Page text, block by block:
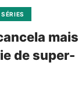
SÉRIES
mais
de super-